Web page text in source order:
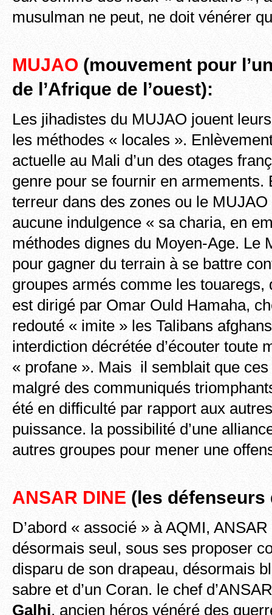
musulman ne peut, ne doit vénérer
MUJAO (mouvement pour
de l’Afrique de l’ouest):
Les jihadistes du MUJAO jouent
les méthodes « locales ».
actuelle au Mali d’un des otages
genre pour se fournir en armements.
terreur dans des zones ou le
aucune indulgence « sa charia, en
méthodes dignes du Moyen-Age. Le
pour gagner du terrain à se battre
groupes armés comme les touaregs,
est dirigé par Omar Ould Hamaha,
redouté « imite » les Talibans
interdiction décrétée d’écouter toute
« profane ». Mais il semblait que
malgré des communiqués
été en difficulté par rapport aux
puissance. la possibilité d’une
autres groupes pour mener une
ANSAR DINE (les défenseurs
D’abord « associé » à AQMI,
désormais seul, sous ses proposer
disparu de son drapeau, désormais
sabre et d’un Coran. le chef
Galhi, ancien héros vénéré des